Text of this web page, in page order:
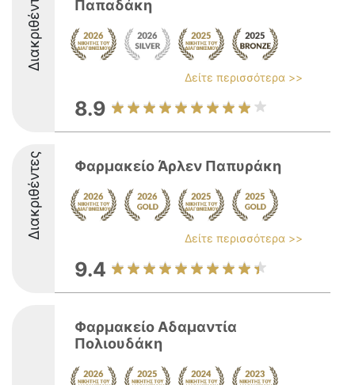
Διακριθέντες Παπαδάκη
Δείτε περισσότερα >>
8.9
Διακριθέντες Φαρμακείο Άρλεν Παπυράκη
Δείτε περισσότερα >>
9.4
Φαρμακείο Αδαμαντία
Πολιουδάκη